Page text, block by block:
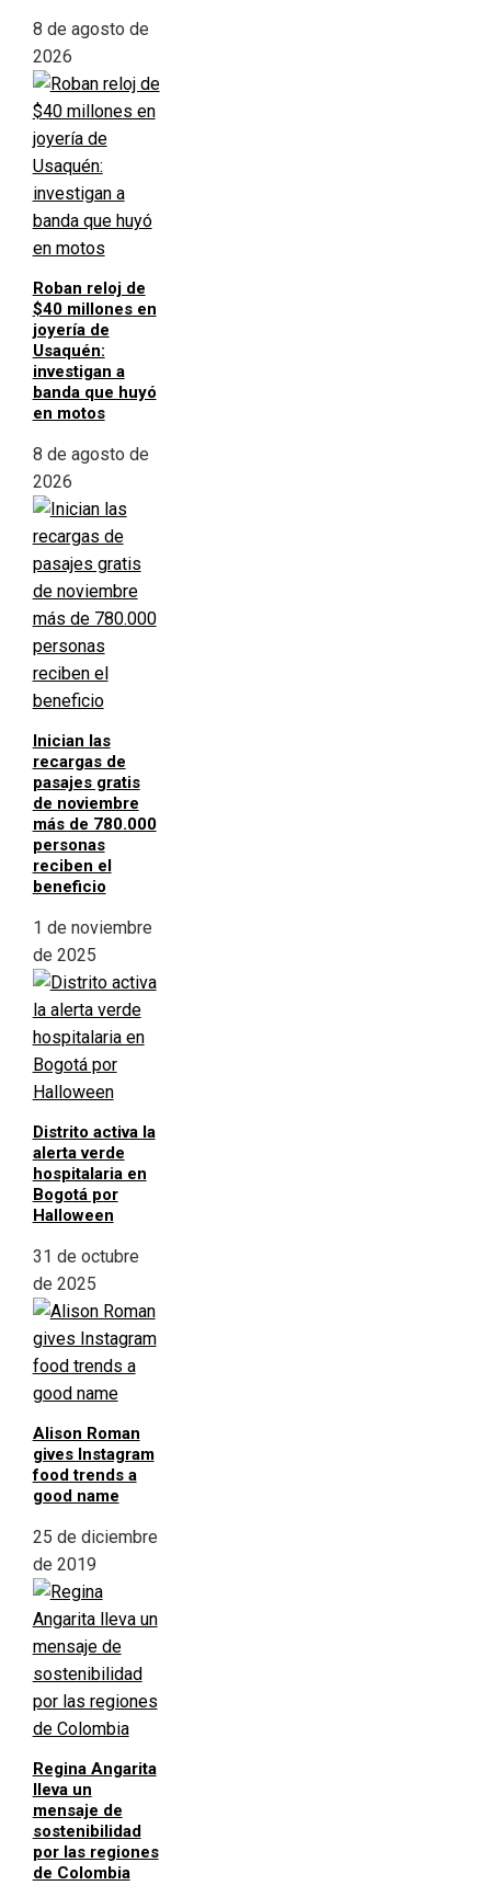
8 de agosto de
2026
Roban reloj de
$40 millones en
joyería de
Usaquén:
investigan a
banda que huyó
en motos
8 de agosto de
2026
Inician las
recargas de
pasajes gratis
de noviembre
más de 780.000
personas
reciben el
beneficio
1 de noviembre
de 2025
Distrito activa la
alerta verde
hospitalaria en
Bogotá por
Halloween
31 de octubre
de 2025
Alison Roman
gives Instagram
food trends a
good name
25 de diciembre
de 2019
Regina Angarita
lleva un
mensaje de
sostenibilidad
por las regiones
de Colombia